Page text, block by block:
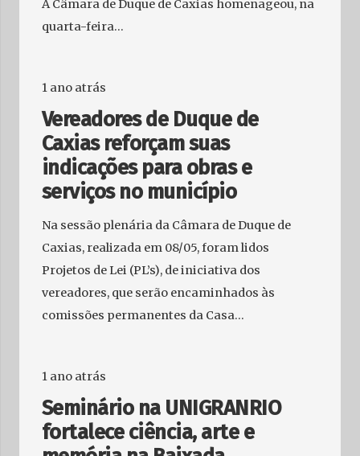
A Câmara de Duque de Caxias homenageou, na
quarta-feira…
1 ano atrás
Vereadores de Duque de
Caxias reforçam suas
indicações para obras e
serviços no município
Na sessão plenária da Câmara de Duque de
Caxias, realizada em 08/05, foram lidos
Projetos de Lei (PL’s), de iniciativa dos
vereadores, que serão encaminhados às
comissões permanentes da Casa…
1 ano atrás
Seminário na UNIGRANRIO
fortalece ciência, arte e